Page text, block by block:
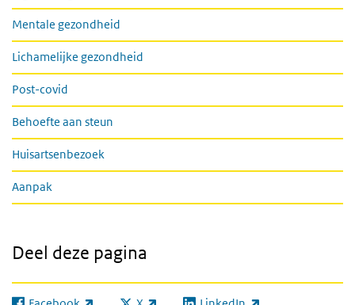
Mentale gezondheid
Lichamelijke gezondheid
Post-covid
Behoefte aan steun
Huisartsenbezoek
Aanpak
Deel deze pagina